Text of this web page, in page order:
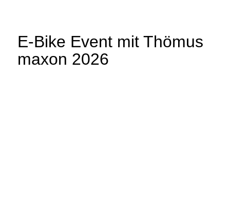
E-Bike Event mit Thömus
maxon 2026